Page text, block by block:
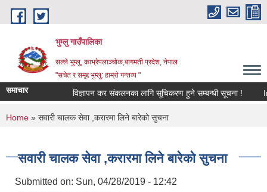
Skip to main content
भुम्लु गाउँपालिका
सल्ले भुम्लु, काभ्रेपलाञ्चोक,बागमती प्रदेश, नेपाल
"सचेत र समृद्द भुम्लु: हाम्राे गन्तव्य "
समाचार विज्ञापन कर संकलनका लागि सूचिकरण हुने सम्बन्धी सूचना !
You are here
Home » सवारी चालक सेवा ,करारमा लिने बारेको सुचना
सवारी चालक सेवा ,करारमा लिने बारेको सुचना
Submitted on: Sun, 04/28/2019 - 12:42